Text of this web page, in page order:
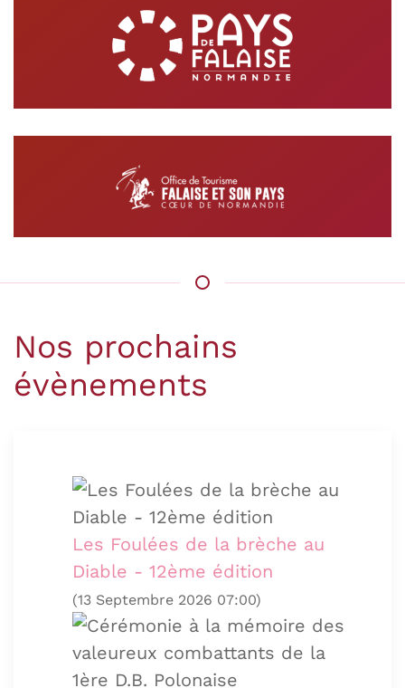
Nos prochains
évènements
Les Foulées de la brèche au
Diable - 12ème édition
(13 Septembre 2026 07:00)